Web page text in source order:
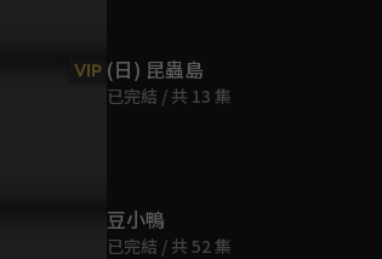
VIP (日) 昆蟲島
已完結 / 共 13 集
豆小鴨
已完結 / 共 52 集